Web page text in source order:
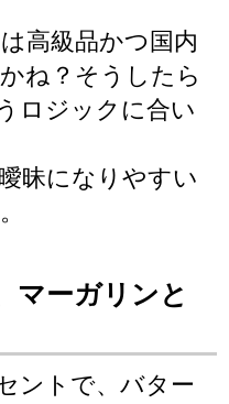
高級品かつ国内
ね？そうしたら
ロジックに合い
昧になりやすい
マーガリンと
ントで、バター